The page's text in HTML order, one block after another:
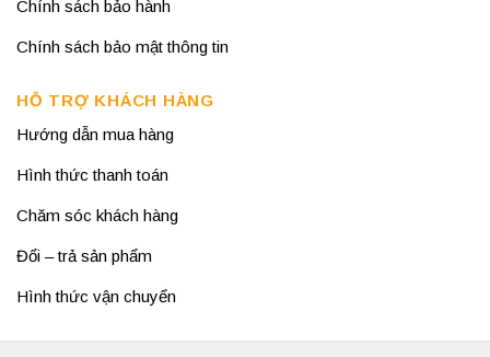
Chính sách bảo hành
Chính sách bảo mật thông tin
HỖ TRỢ KHÁCH HÀNG
Hướng dẫn mua hàng
Hình thức thanh toán
Chăm sóc khách hàng
Đổi – trả sản phẩm
Hình thức vận chuyển